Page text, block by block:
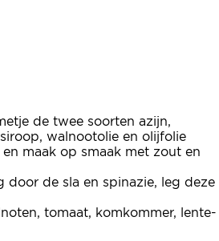
de twee soorten azijn,
walnootolie en olijfolie
maak op smaak met zout en
door de sla en spinazie, leg deze
tomaat, komkommer, lente-